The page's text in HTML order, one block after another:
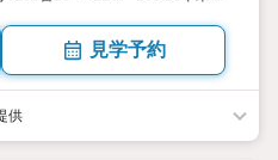
見学予約
供